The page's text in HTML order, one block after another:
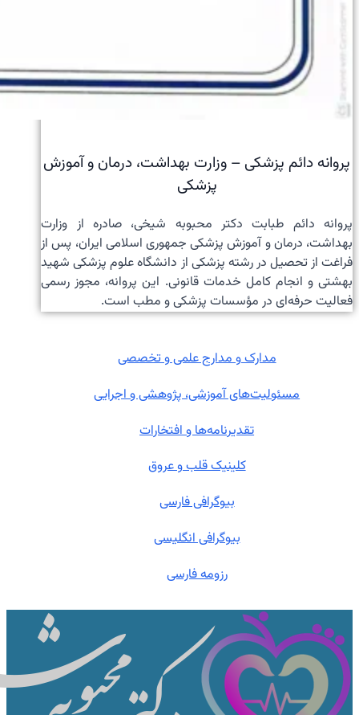
پروانه دائم پزشکی – وزارت بهداشت، درمان و آموزش
پزشکی
پروانه دائم طبابت دکتر محبوبه شیخی، صادره از وزارت
بهداشت، درمان و آموزش پزشکی جمهوری اسلامی ایران، پس از
فراغت از تحصیل در رشته پزشکی از دانشگاه علوم پزشکی شهید
بهشتی و انجام کامل خدمات قانونی. این پروانه، مجوز رسمی
فعالیت حرفه‌ای در مؤسسات پزشکی و مطب است.
مدارک و مدارج علمی و تخصصی
مسئولیت‌های آموزشی، پژوهشی و اجرایی
تقدیرنامه‌ها و افتخارات
کلینیک قلب و عروق
بیوگرافی فارسی
بیوگرافی انگلیسی
رزومه فارسی